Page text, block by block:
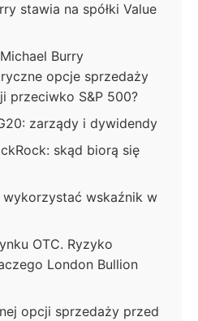
stawia na spółki Value
Burry
opcje sprzedaży
przeciwko S&P 500?
zarządy i dywidendy
skąd biorą się
wykorzystać wskaźnik w
OTC. Ryzyko
London Bullion
opcji sprzedaży przed